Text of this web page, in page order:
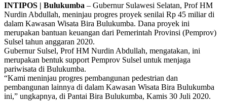
INTIPOS | Bulukumba – Gubernur Sulawesi Selatan, Prof HM
Nurdin Abdullah, meninjau progres proyek senilai Rp 45 miliar di
dalam Kawasan Wisata Bira Bulukumba. Dana proyek ini
merupakan bantuan keuangan dari Pemerintah Provinsi (Pemprov)
Sulsel tahun anggaran 2020.
Gubernur Sulsel, Prof HM Nurdin Abdullah, mengatakan, ini
merupakan bentuk support Pemprov Sulsel untuk menjaga
pariwisata di Bulukumba.
“Kami meninjau progres pembangunan pedestrian dan
pembangunan lainnya di dalam Kawasan Wisata Bira Bulukumba
ini,” ungkapnya, di Pantai Bira Bulukumba, Kamis 30 Juli 2020.